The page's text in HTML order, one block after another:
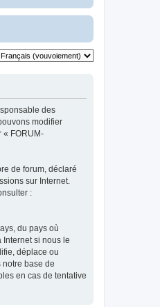
des
modifier
« FORUM-
de forum, déclaré
sur Internet.
:
du pays où
Internet si nous le
déplace ou
notre base de
en cas de tentative